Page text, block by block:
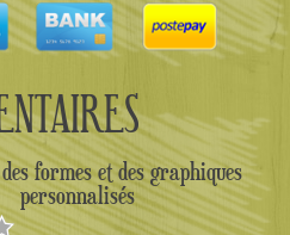
formes et des graphiques
personnalisés